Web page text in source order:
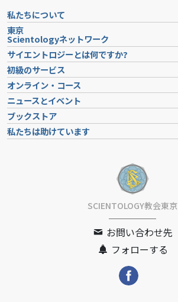
私たちについて
東京
Scientologyネットワーク
サイエントロジーとは何ですか?
初級のサービス
オンライン・コース
ニュースとイベント
ブックストア
私たちは助けています
SCIENTOLOGY教会東京
お問い合わせ先
フォローする